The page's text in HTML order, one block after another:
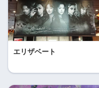
エリザベート